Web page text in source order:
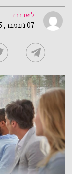
ליאו ברד
07 נובמבר, 2025 13:41